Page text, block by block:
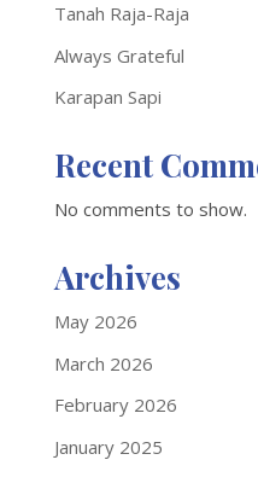
Tanah Raja-Raja
Always Grateful
Karapan Sapi
Recent
No comments to show.
Archives
May 2026
March 2026
February 2026
January 2025